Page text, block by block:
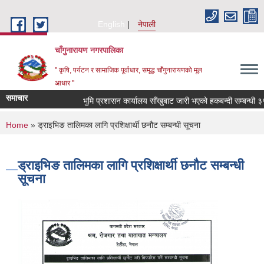
English
नेपाली
चाँगुनारायण नगरपालिका
" कृषि, पर्यटन र सामाजिक पूर्वाधार, समृद्ध चाँगुनारायणको मूल
आधार "
समाचार भुमि प्रशासन कार्यालय साँखुबाट जारी भएको हकबन्दी सम्बन्धी ३५
You are here
Home » ड्राइभिङ तालिमका लागि प्रशिक्षार्थी छनौट सम्बन्धी सूचना
ड्राइभिङ तालिमका लागि प्रशिक्षार्थी छनौट सम्बन्धी
सूचना